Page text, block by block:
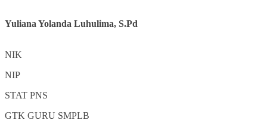
Yuliana Yolanda Luhulima, S.Pd
NIK
NIP
STAT PNS
GTK GURU SMPLB